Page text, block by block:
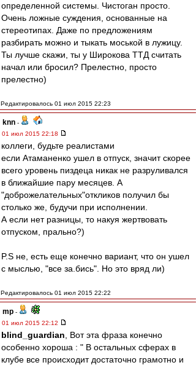
определенной системы. Чистоган просто.
Очень ложные суждения, основанные на
стереотипах. Даже по предложениям
разбирать можно и тыкать моськой в лужицу.
Ты лучше скажи, ты у Широкова ТТД считать
начал или бросил? Прелестно, просто
прелестно)
Редактировалось 01 июл 2015 22:23
knn -
01 июл 2015 22:18
коллеги, будьте реалистами
если Атаманенко ушел в отпуск, значит скорее
всего уровень пиздеца никак не разруливался
в ближайшие пару месяцев. А
"доброжелательных"откликов получил бы
столько же, будучи при исполнении.
А если нет разницы, то накуя жертвовать
отпуском, прально?)
P.S не, есть еще конечно вариант, что он ушел
с мыслью, "все за.бись". Но это вряд ли)
Редактировалось 01 июл 2015 22:22
mp -
01 июл 2015 22:12
blind_guardian , Вот эта фраза конечно
особенно хороша : " В остальных сферах в
клубе все происходит достаточно грамотно и